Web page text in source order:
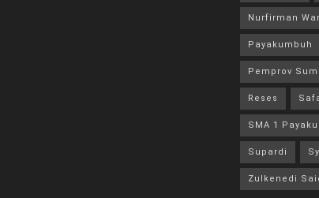
Nurfirman
Payakumbuh
Pemprov
Reses
SMA 1
Supardi
Zulkenedi